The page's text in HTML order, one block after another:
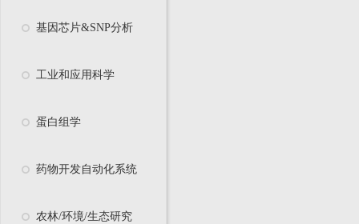
基因芯片&SNP分析
工业和应用科学
蛋白组学
药物开发自动化系统
农林/环境/生态研究